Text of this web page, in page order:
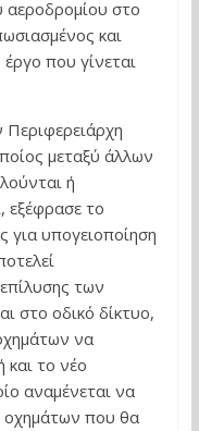
αεροδρομίου στο
και
που γίνεται
Περιφερειάρχη
μεταξύ άλλων
ή
εξέφρασε το
για υπογειοποίηση
των
στο οδικό δίκτυο,
να
και το νέο
αναμένεται να
οχημάτων που θα